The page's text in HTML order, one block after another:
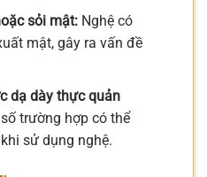
sỏi mật:Nghệ có
mật, gây ra vấn đề
dạ dày thực quản
trường hợp có thể
sử dụng nghệ.